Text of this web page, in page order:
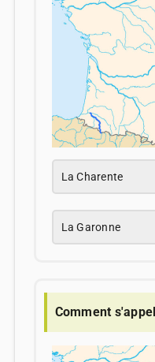
La Charente
La Garonne
Comment